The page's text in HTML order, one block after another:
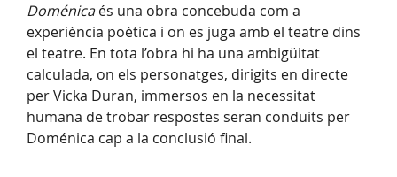
Doménicaés una obra concebuda com a
experiència poètica i on es juga amb el teatre dins
el teatre. En tota l’obra hi ha una ambigüitat
calculada, on els personatges, dirigits en directe
per Vicka Duran, immersos en la necessitat
humana de trobar respostes seran conduits per
Doménica cap a la conclusió final.